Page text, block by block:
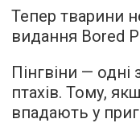
Тепер тварини
видання Bored
Пінгвіни — одні
птахів. Тому,
впадають у